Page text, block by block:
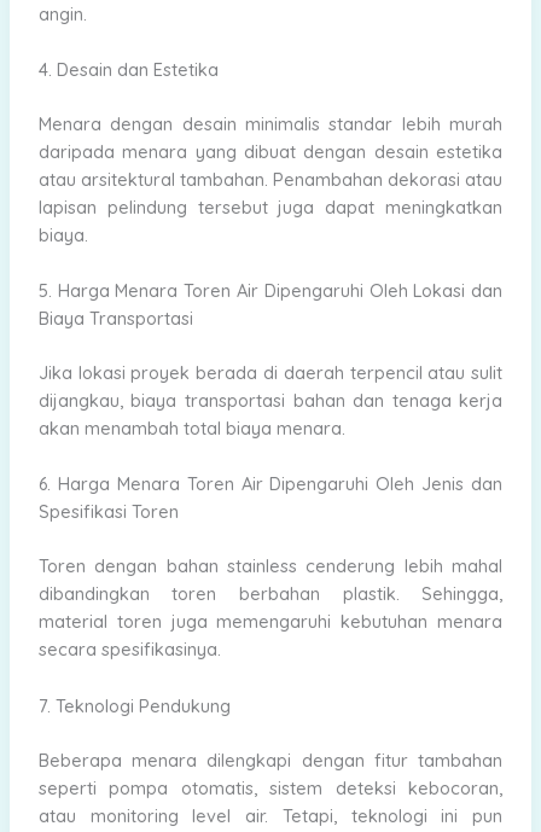
angin.
4. Desain dan Estetika
Menara dengan desain minimalis standar lebih murah
daripada menara yang dibuat dengan desain estetika
atau arsitektural tambahan. Penambahan dekorasi atau
lapisan pelindung tersebut juga dapat meningkatkan
biaya.
5. Harga Menara Toren Air Dipengaruhi Oleh Lokasi dan
Biaya Transportasi
Jika lokasi proyek berada di daerah terpencil atau sulit
dijangkau, biaya transportasi bahan dan tenaga kerja
akan menambah total biaya menara.
6. Harga Menara Toren Air Dipengaruhi Oleh Jenis dan
Spesifikasi Toren
Toren dengan bahan stainless cenderung lebih mahal
dibandingkan toren berbahan plastik. Sehingga,
material toren juga memengaruhi kebutuhan menara
secara spesifikasinya.
7. Teknologi Pendukung
Beberapa menara dilengkapi dengan fitur tambahan
seperti pompa otomatis, sistem deteksi kebocoran,
atau monitoring level air. Tetapi, teknologi ini pun